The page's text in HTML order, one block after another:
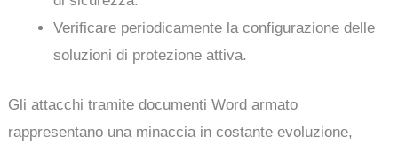
Verificare periodicamente la configurazione delle
soluzioni di protezione attiva.
Gli attacchi tramite documenti Word armato
rappresentano una minaccia in costante evoluzione,